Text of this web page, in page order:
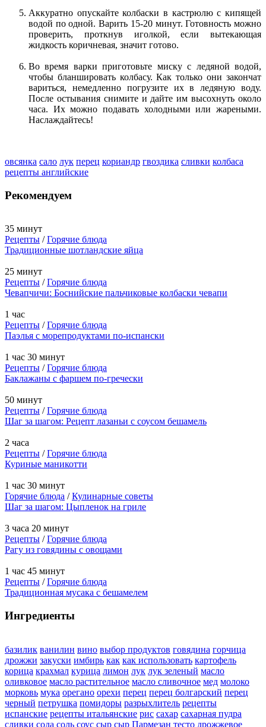
Аккуратно опускайте колбаски в кастрюлю с кипящей
водой по одной. Варить 15-20 минут. Готовность можно
проверить, проткнув иголкой, если вытекающая
жидкость коричневая, значит готово.
Во время варки приготовьте миску с ледяной водой,
чтобы бланшировать колбасу. Как только они закончат
вариться, немедленно погрузите их в ледяную воду.
После остывания снимите и дайте им высохнуть около
часа. Их можно подавать холодными или жареными.
Наслаждайтесь!
овсянка сало лук перец кориандр гвоздика сливки колбаса
рецепты английские
Рекомендуем
35 минут
Рецепты /Горячие блюда
Традиционные шотландские яйца
25 минут
Рецепты /Горячие блюда
Чевапчичи: Боснийские пальчиковые колбаски чевапи
1 час
Рецепты /Горячие блюда
Паэлья с морепродуктами по-испански
1 час 30 минут
Рецепты /Горячие блюда
Баклажаны с фаршем по-гречески
50 минут
Рецепты /Горячие блюда
Шаг за шагом: Рецепт лазаньи с соусом бешамель
2 часа
Рецепты /Горячие блюда
Куриные маникотти
1 час 30 минут
Горячие блюда /Кулинарные советы
Шаг за шагом: Цыпленок на гриле
3 часа 20 минут
Рецепты /Горячие блюда
Рагу из говядины с овощами
1 час 45 минут
Рецепты /Горячие блюда
Традиционная мусака с бешамелем
Ингредиенты
базилик ванилин вино выбор продуктов говядина горчица
дрожжи закуски имбирь как как использовать картофель
корица крахмал курица лимон лук лук зеленый масло
оливковое масло растительное масло сливочное мед молоко
морковь мука орегано орехи перец перец болгарский перец
черный петрушка помидоры разрыхлитель рецепты
испанские рецепты итальянские рис сахар сахарная пудра
сливки сода соль соус сыр сыр Пармезан тесто дрожжевое